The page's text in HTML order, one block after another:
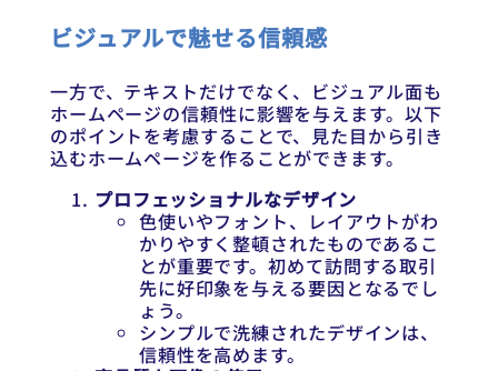
ビジュアルで魅せる信頼感
一方で、テキストだけでなく、ビジュアル面も
ホームページの信頼性に影響を与えます。以下
のポイントを考慮することで、見た目から引き
込むホームページを作ることができます。
プロフェッショナルなデザイン
色使いやフォント、レイアウトがわ
かりやすく整頓されたものであるこ
とが重要です。初めて訪問する取引
先に好印象を与える要因となるでし
ょう。
シンプルで洗練されたデザインは、
信頼性を高めます。